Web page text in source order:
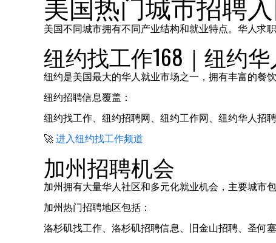
美国不同城市拥有不同产业结构和就业特点。华人求
纽约找工作168｜纽约华
纽约是美国最大的华人就业市场之一，拥有丰富的餐
纽约招聘信息覆盖：
纽约找工作、纽约招聘网、纽约工作网、纽约华人招
🚀 进入纽约找工作频道
加州招聘机会
加州拥有大量华人社区和多元化就业机会，主要城市
加州热门招聘地区包括：
洛杉矶找工作、洛杉矶招聘信息、旧金山招聘、圣何